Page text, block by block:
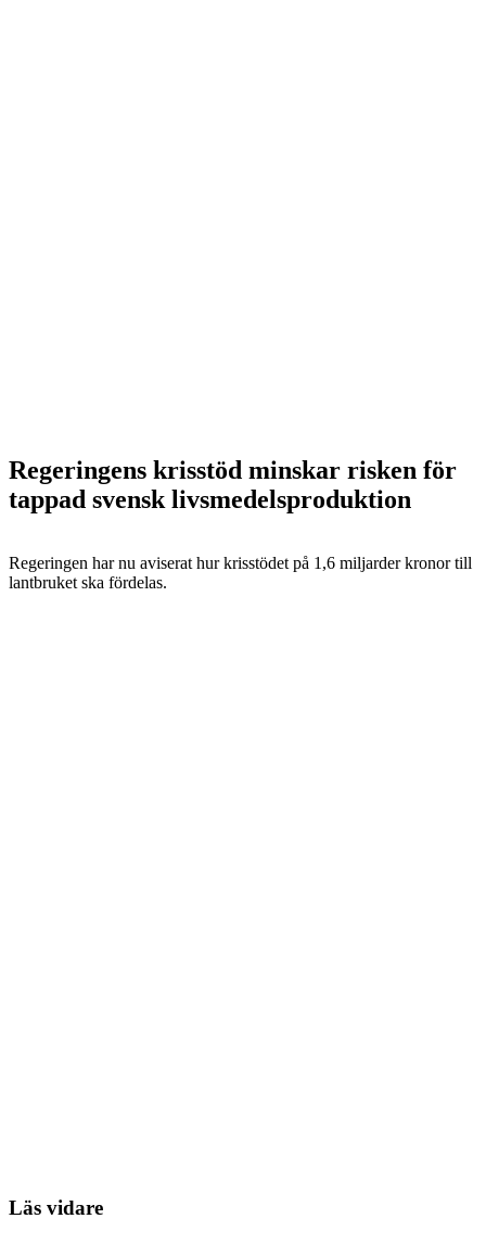
Regeringens krisstöd minskar risken för
tappad svensk livsmedelsproduktion
Regeringen har nu aviserat hur krisstödet på 1,6 miljarder kronor till
lantbruket ska fördelas.
Läs vidare